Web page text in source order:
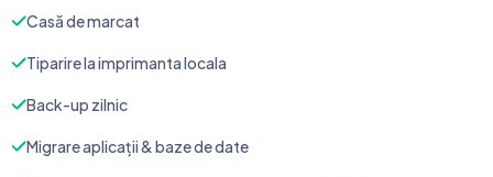
Casă de marcat
Tiparire la imprimanta locala
Back-up zilnic
Migrare aplicații & baze de date